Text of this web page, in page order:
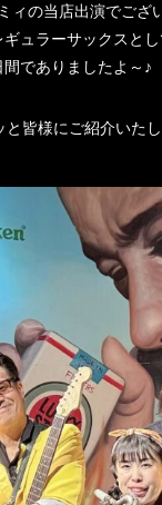
の当店出演でござ
ュラーサックスと
でありましたよ～♪
皆様にご紹介いた